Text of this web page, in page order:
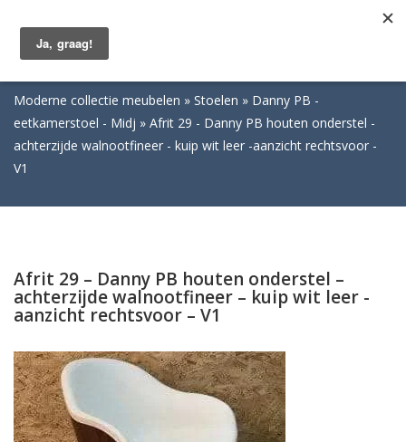
Moderne collectie meubelen Stoelen
Danny PB -
eetkamerstoel - Midj
Afrit 29 - Danny PB houten onderstel -
achterzijde walnootfineer - kuip wit leer -aanzicht rechtsvoor -
V1
Afrit 29 – Danny PB houten onderstel –
achterzijde walnootfineer – kuip wit leer -
aanzicht rechtsvoor – V1